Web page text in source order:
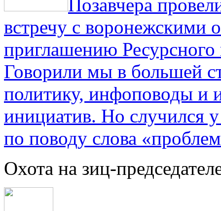
Позавчера
встречу с воронежскими
приглашению
Говорили мы в большей
политику, инфоповоды
инициатив. Но случился
по поводу слова
Охота на зиц-